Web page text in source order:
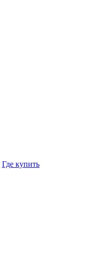
Где купить